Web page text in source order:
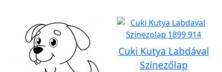
Cuki Kutya Labdával
Színezőlap